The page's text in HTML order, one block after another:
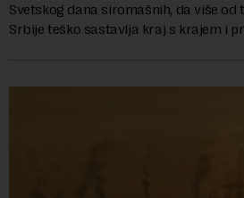
Svetskog dana siromašnih, da više
Srbije teško sastavlja kraj s krajem i